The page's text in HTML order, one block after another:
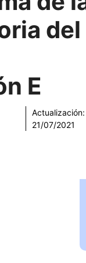
del
E
Actualización:
21/07/2021